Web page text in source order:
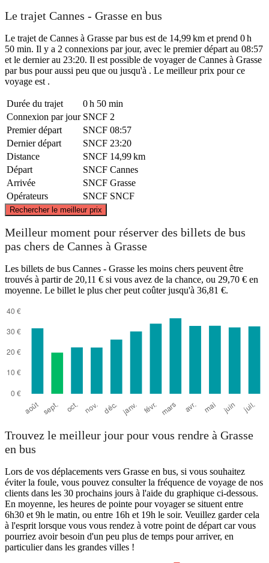
Le trajet Cannes - Grasse en bus
Le trajet de Cannes à Grasse par bus est de 14,99 km et prend 0 h
50 min. Il y a 2 connexions par jour, avec le premier départ au 08:57
et le dernier au 23:20. Il est possible de voyager de Cannes à Grasse
par bus pour aussi peu que ou jusqu'à . Le meilleur prix pour ce
voyage est .
Durée du trajet
0 h 50 min
Connexion par jour SNCF 2
Premier départ
SNCF 08:57
Dernier départ
SNCF 23:20
Distance
SNCF 14,99 km
Départ
SNCF Cannes
Arrivée
SNCF Grasse
Opérateurs
SNCF SNCF
Rechercher le meilleur prix
Meilleur moment pour réserver des billets de bus
pas chers de Cannes à Grasse
Les billets de bus Cannes - Grasse les moins chers peuvent être
trouvés à partir de 20,11 € si vous avez de la chance, ou 29,70 € en
moyenne. Le billet le plus cher peut coûter jusqu'à 36,81 €.
Trouvez le meilleur jour pour vous rendre à Grasse
en bus
Lors de vos déplacements vers Grasse en bus, si vous souhaitez
éviter la foule, vous pouvez consulter la fréquence de voyage de nos
clients dans les 30 prochains jours à l'aide du graphique ci-dessous.
En moyenne, les heures de pointe pour voyager se situent entre
6h30 et 9h le matin, ou entre 16h et 19h le soir. Veuillez garder cela
à l'esprit lorsque vous vous rendez à votre point de départ car vous
pourriez avoir besoin d'un peu plus de temps pour arriver, en
particulier dans les grandes villes !